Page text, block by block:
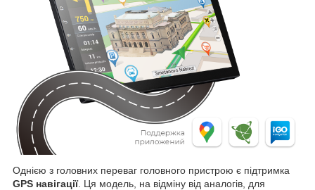
Однією з головних переваг головного пристрою є підтримка
GPS навігації. Ця модель, на відміну від аналогів, для